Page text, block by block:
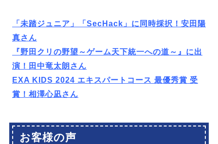
「未踏ジュニア」「SecHack」に同時採択！安田陽
真さん
『野田クリの野望～ゲーム天下統一への道～』に出
演！田中竜太朗さん
EXA KIDS 2024 エキスパートコース 最優秀賞 受
賞！相澤心凪さん
お客様の声